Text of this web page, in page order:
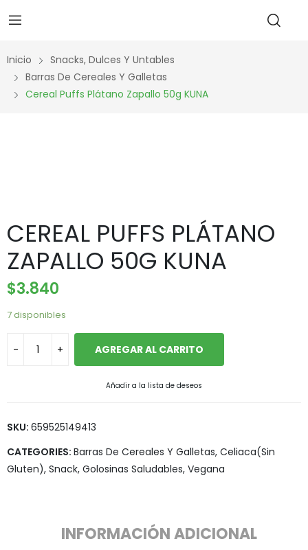
Inicio
Snacks, Dulces Y Untables
Barras De Cereales Y Galletas
Cereal Puffs Plátano Zapallo 50g KUNA
CEREAL PUFFS PLÁTANO
ZAPALLO 50G KUNA
$3.840
7 disponibles
AGREGAR AL CARRITO
Añadir a la lista de deseos
SKU: 659525149413
CATEGORIES: Barras De Cereales Y Galletas, Celiaca(Sin
Gluten), Snack, Golosinas Saludables, Vegana
INFORMACIÓN ADICIONAL